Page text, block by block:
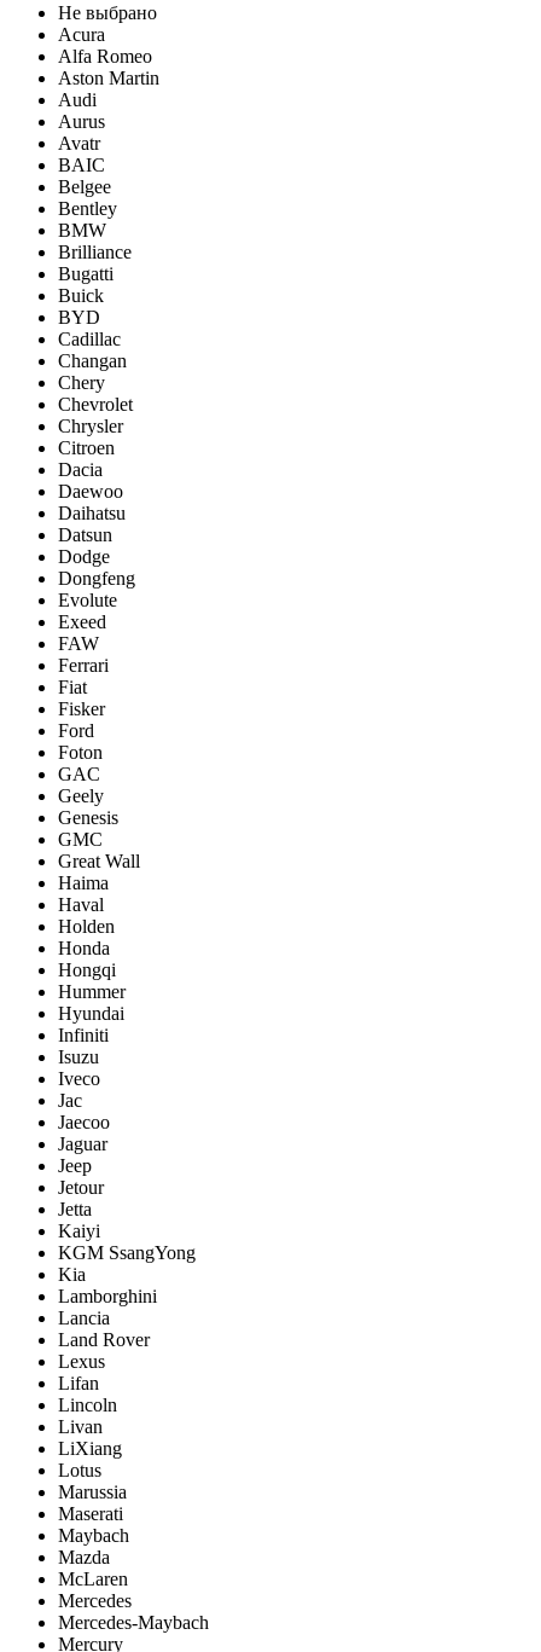
Не выбрано
Acura
Alfa Romeo
Aston Martin
Audi
Aurus
Avatr
BAIC
Belgee
Bentley
BMW
Brilliance
Bugatti
Buick
BYD
Cadillac
Changan
Chery
Chevrolet
Chrysler
Citroen
Dacia
Daewoo
Daihatsu
Datsun
Dodge
Dongfeng
Evolute
Exeed
FAW
Ferrari
Fiat
Fisker
Ford
Foton
GAC
Geely
Genesis
GMC
Great Wall
Haima
Haval
Holden
Honda
Hongqi
Hummer
Hyundai
Infiniti
Isuzu
Iveco
Jac
Jaecoo
Jaguar
Jeep
Jetour
Jetta
Kaiyi
KGM SsangYong
Kia
Lamborghini
Lancia
Land Rover
Lexus
Lifan
Lincoln
Livan
LiXiang
Lotus
Marussia
Maserati
Maybach
Mazda
McLaren
Mercedes
Mercedes-Maybach
Mercury